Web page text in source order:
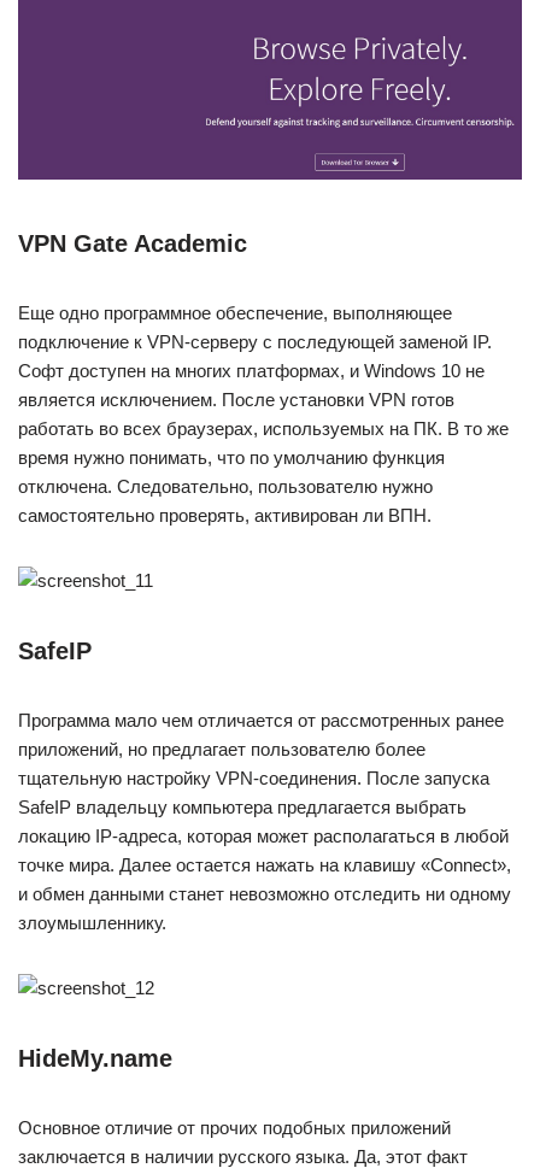
VPN Gate Academic
Еще одно программное обеспечение, выполняющее
подключение к VPN-серверу с последующей заменой IP.
Софт доступен на многих платформах, и Windows 10 не
является исключением. После установки VPN готов
работать во всех браузерах, используемых на ПК. В то же
время нужно понимать, что по умолчанию функция
отключена. Следовательно, пользователю нужно
самостоятельно проверять, активирован ли ВПН.
SafeIP
Программа мало чем отличается от рассмотренных ранее
приложений, но предлагает пользователю более
тщательную настройку VPN-соединения. После запуска
SafeIP владельцу компьютера предлагается выбрать
локацию IP-адреса, которая может располагаться в любой
точке мира. Далее остается нажать на клавишу «Connect»,
и обмен данными станет невозможно отследить ни одному
злоумышленнику.
HideMy.name
Основное отличие от прочих подобных приложений
заключается в наличии русского языка. Да, этот факт